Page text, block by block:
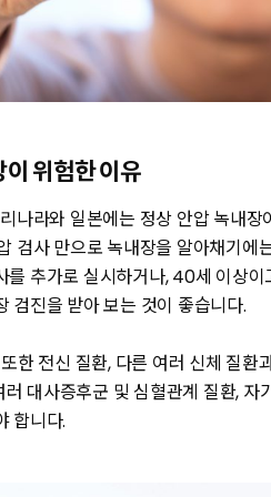
위험한 이유
나라와 일본에는 정상 안압 녹내
검사 만으로 녹내장을 알아채기에
를 추가로 실시하거나, 40세 이상
검진을 받아 보는 것이 좋습니다.
한 전신 질환, 다른 여러 신체 질
러 대사증후군 및 심혈관계 질환,
합니다.